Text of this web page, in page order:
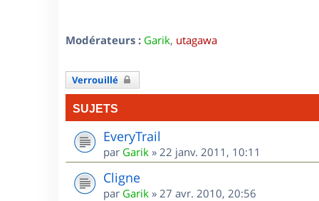
Modérateurs : Garik, utagawa
Verrouillé
SUJETS
EveryTrail
par Garik » 22 janv. 2011, 10:11
Cligne
par Garik » 27 avr. 2010, 20:56